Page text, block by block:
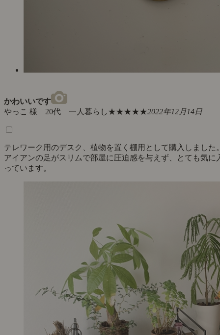
かわいいです
やっこ 様 20代 一人暮らし★★★★★2022年12月14日
テレワーク用のデスク、植物を置く棚用として購入しました
アイアンの足がスリムで部屋に圧迫感を与えず、とても気に
っています。